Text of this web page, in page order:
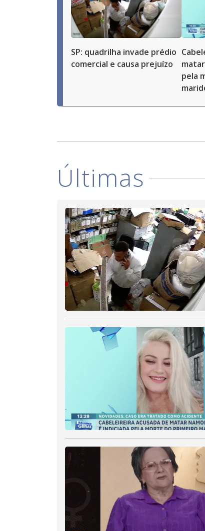
SP: quadrilha invade prédio
comercial e causa prejuízo
pela
Últimas